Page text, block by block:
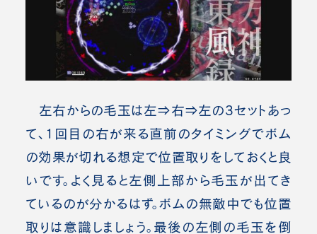
左右からの毛玉は左⇒右⇒左の3セットあっ
て、1回目の右が来る直前のタイミングでボム
の効果が切れる想定で位置取りをしておくと良
いです。 よく見ると左側上部から毛玉が出てき
ているのが分かるはず。ボムの無敵中でも位置
取りは意識しましょう。 最後の左側の毛玉を倒